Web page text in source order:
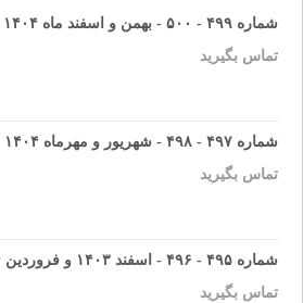
شماره ۴۹۹ - ۵۰۰ - بهمن و اسفند ماه ۱۴۰۴
تماس بگیرید
شماره ۴۹۷ - ۴۹۸ - شهریور و مهرماه ۱۴۰۴
تماس بگیرید
شماره ۴۹۵ - ۴۹۶ - اسفند ۱۴۰۳ و فروردین ۱۴۰۴
تماس بگیرید